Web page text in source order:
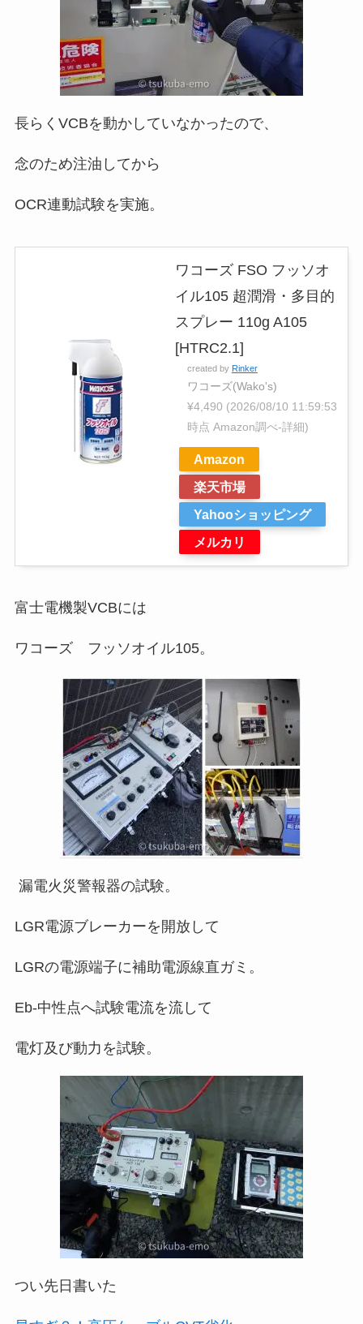
長らくVCBを動かしていなかったので、
念のため注油してから
OCR連動試験を実施。
ワコーズ FSO フッソオ
イル105 超潤滑・多目的
スプレー 110g A105
[HTRC2.1]
created by Rinker
ワコーズ(Wako's)
¥4,490 (2026/08/10 11:59:53
時点 Amazon調べ-詳細)
Amazon
楽天市場
Yahooショッピング
メルカリ
富士電機製VCBには
ワコーズ フッソオイル105。
漏電火災警報器の試験。
LGR電源ブレーカーを開放して
LGRの電源端子に補助電源線直ガミ。
Eb-中性点へ試験電流を流して
電灯及び動力を試験。
つい先日書いた